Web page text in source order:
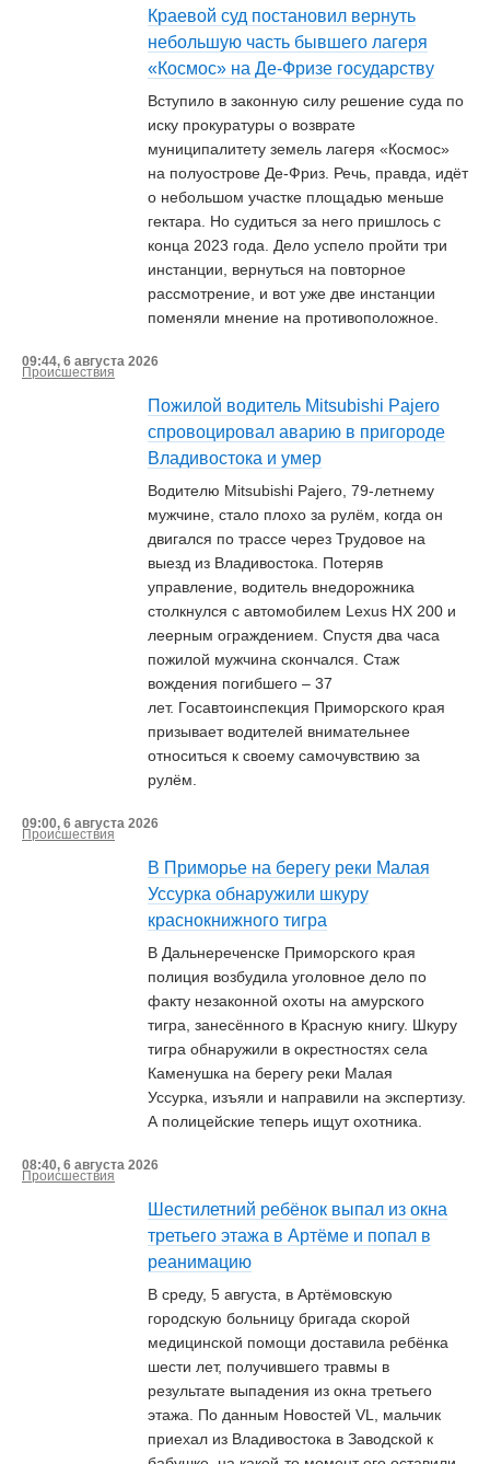
Краевой суд постановил вернуть
небольшую часть бывшего лагеря
«Космос» на Де-Фризе государству
Вступило в законную силу решение суда по
иску прокуратуры о возврате
муниципалитету земель лагеря «Космос»
на полуострове Де-Фриз. Речь, правда, идёт
о небольшом участке площадью меньше
гектара. Но судиться за него пришлось с
конца 2023 года. Дело успело пройти три
инстанции, вернуться на повторное
рассмотрение, и вот уже две инстанции
поменяли мнение на противоположное.
09:44, 6 августа 2026
Происшествия
Пожилой водитель Mitsubishi Pajero
спровоцировал аварию в пригороде
Владивостока и умер
Водителю Mitsubishi Pajero, 79-летнему
мужчине, стало плохо за рулём, когда он
двигался по трассе через Трудовое на
выезд из Владивостока. Потеряв
управление, водитель внедорожника
столкнулся с автомобилем Lexus HX 200 и
леерным ограждением. Спустя два часа
пожилой мужчина скончался. Стаж
вождения погибшего – 37
лет. Госавтоинспекция Приморского края
призывает водителей внимательнее
относиться к своему самочувствию за
рулём.
09:00, 6 августа 2026
Происшествия
В Приморье на берегу реки Малая
Уссурка обнаружили шкуру
краснокнижного тигра
В Дальнереченске Приморского края
полиция возбудила уголовное дело по
факту незаконной охоты на амурского
тигра, занесённого в Красную книгу. Шкуру
тигра обнаружили в окрестностях села
Каменушка на берегу реки Малая
Уссурка, изъяли и направили на экспертизу.
А полицейские теперь ищут охотника.
08:40, 6 августа 2026
Происшествия
Шестилетний ребёнок выпал из окна
третьего этажа в Артёме и попал в
реанимацию
В среду, 5 августа, в Артёмовскую
городскую больницу бригада скорой
медицинской помощи доставила ребёнка
шести лет, получившего травмы в
результате выпадения из окна третьего
этажа. По данным Новостей VL, мальчик
приехал из Владивостока в Заводской к